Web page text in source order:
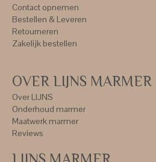
Contact opnemen
Bestellen & Leveren
Retourneren
Zakelijk bestellen
OVER LIJNS MARMER
Over LIJNS
Onderhoud marmer
Maatwerk marmer
Reviews
LIJNS MARMER